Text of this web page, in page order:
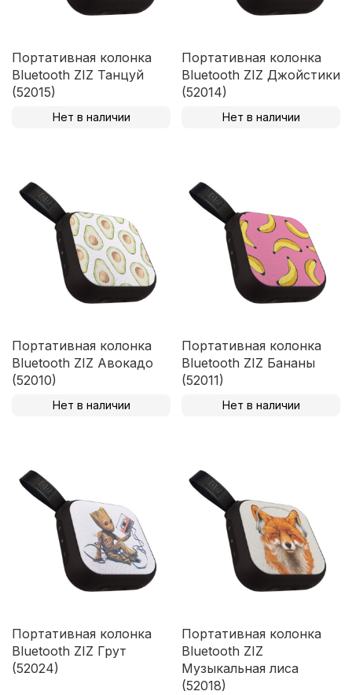
Портативная колонка
Bluetooth ZIZ Танцуй
(52015)
Нет в наличии
Портативная колонка
Bluetooth ZIZ Джойстики
(52014)
Нет в наличии
Портативная колонка
Bluetooth ZIZ Авокадо
(52010)
Нет в наличии
Портативная колонка
Bluetooth ZIZ Бананы
(52011)
Нет в наличии
Портативная колонка
Bluetooth ZIZ Грут
(52024)
Портативная колонка
Bluetooth ZIZ
Музыкальная лиса
(52018)